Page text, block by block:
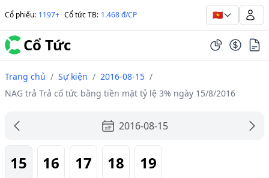
Cổ phiếu: 1197+ Cổ tức TB: 1.468 đ/CP 🇻🇳
Cổ Tức
Trang chủ / Sự kiện / 2016-08-15 /
NAG trả Trả cổ tức bằng tiền mặt tỷ lệ 3% ngày 15/8/2016
2016-08-15
15 16 17 18 19